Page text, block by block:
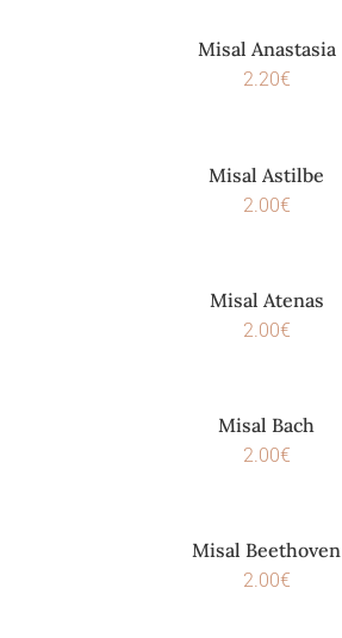
Misal Anastasia
2.20€
Misal Astilbe
2.00€
Misal Atenas
2.00€
Misal Bach
2.00€
Misal Beethoven
2.00€